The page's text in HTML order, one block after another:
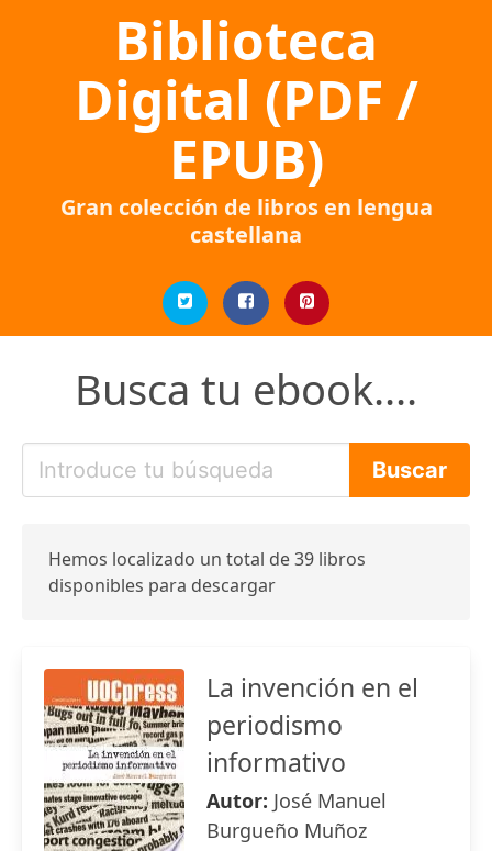
Biblioteca
Digital (PDF /
EPUB)
Gran colección de libros en lengua
castellana
Busca tu ebook....
Hemos localizado un total de 39 libros
disponibles para descargar
La invención en el
periodismo
informativo
Autor: José Manuel
Burgueño Muñoz